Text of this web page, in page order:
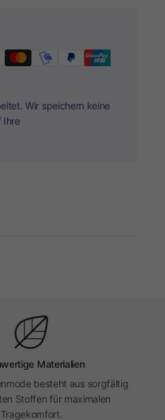
Wir speichern keine
Ihre
Materialien
besteht aus sorgfältig
Stoffen für maximalen
Tragekomfort.